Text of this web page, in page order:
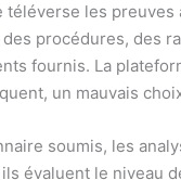
téléverse les
procédures, des
fournis. La
un mauvais
soumis, les
évaluent le niveau